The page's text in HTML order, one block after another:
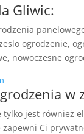
Gliwic:
ogrodzenie,
nowoczesne
w
tylko jest również
Ci